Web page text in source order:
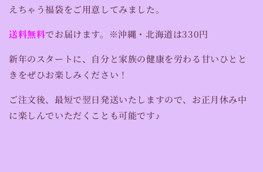
えちゃう福袋をご用意してみました。
送料無料でお届けます。※沖縄・北海道は330円
新年のスタートに、自分と家族の健康を労わる甘いひとと
きをぜひお楽しみください！
ご注文後、最短で翌日発送いたしますので、お正月休み中
に楽しんでいただくことも可能です♪